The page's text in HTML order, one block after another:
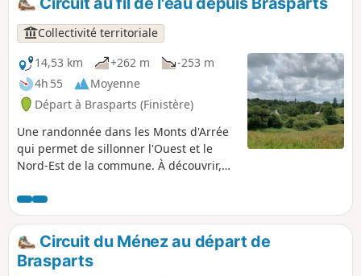
aperçu de cette commune rurale. Son
patrimoine religieux est bien connu
comme l'Église Notre-Dame et Saint-
Tugen et son ossuaire du XVIe siècle
connu pour sa statue de l'Ankou tenant
un javelot avec l'inscription « Je vous tue
tous ».
Collectivité territoriale
14,53 km
+262 m
-253 m
4h 55
Moyenne
Départ à Brasparts (Finistère)
Une randonnée dans les Monts d'Arrée
qui permet de sillonner l'Ouest et le
Nord-Est de la commune. À découvrir,
religieux de Brasparts.
Circuit du Ménez au départ de
Brasparts